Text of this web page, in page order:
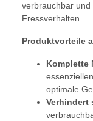
verbrauchbar
Fressverhalten.
Produktvorteile
Komplette
optimale
Verhindert